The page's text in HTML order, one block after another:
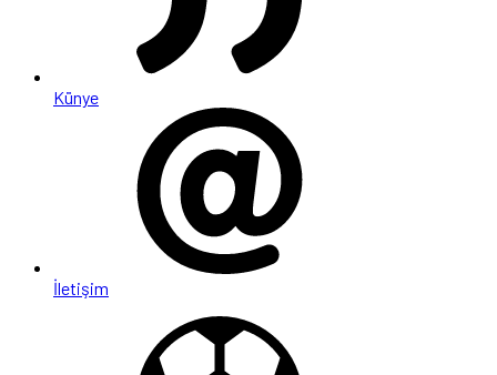
Künye
İletişim